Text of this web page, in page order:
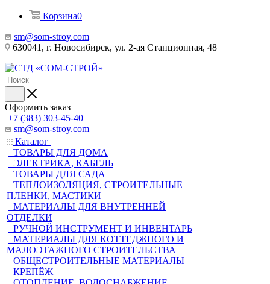
Корзина0
sm@som-stroy.com
630041, г. Новосибирск, ул. 2-ая Станционная, 48
Оформить заказ
+7 (383) 303-45-40
sm@som-stroy.com
Каталог
ТОВАРЫ ДЛЯ ДОМА
ЭЛЕКТРИКА, КАБЕЛЬ
ТОВАРЫ ДЛЯ САДА
ТЕПЛОИЗОЛЯЦИЯ, СТРОИТЕЛЬНЫЕ
ПЛЕНКИ, МАСТИКИ
МАТЕРИАЛЫ ДЛЯ ВНУТРЕННЕЙ
ОТДЕЛКИ
РУЧНОЙ ИНСТРУМЕНТ И ИНВЕНТАРЬ
МАТЕРИАЛЫ ДЛЯ КОТТЕДЖНОГО И
МАЛОЭТАЖНОГО СТРОИТЕЛЬСТВА
ОБЩЕСТРОИТЕЛЬНЫЕ МАТЕРИАЛЫ
КРЕПЁЖ